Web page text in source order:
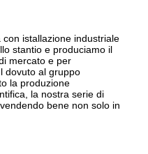
istallazione industriale
stantio e produciamo il
mercato e per
dovuto al gruppo
la produzione
la nostra serie di
bene non solo in